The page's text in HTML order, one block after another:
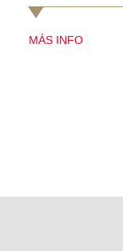
MÁS INFO